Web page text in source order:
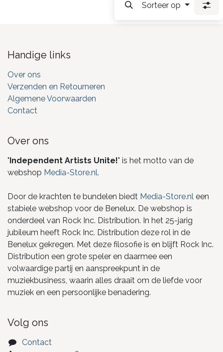
Sorteer op
Handige links
Over ons
Verzenden en Retourneren
Algemene Voorwaarden
Contact
Over ons
" Independent Artists Unite!" is het motto van de
webshop Media-Store.nl.
Door de krachten te bundelen biedt Media-Store.nl een
stabiele webshop voor de Benelux. De webshop is
onderdeel van Rock Inc. Distribution. In het 25-jarig
jubileum heeft Rock Inc. Distribution deze rol in de
Benelux gekregen. Met deze filosofie is en blijft Rock Inc.
Distribution een grote speler en daarmee een
volwaardige partij en aanspreekpunt in de
muziekbusiness, waarin alles draait om de liefde voor
muziek en een persoonlijke benadering.
Volg ons
Contact